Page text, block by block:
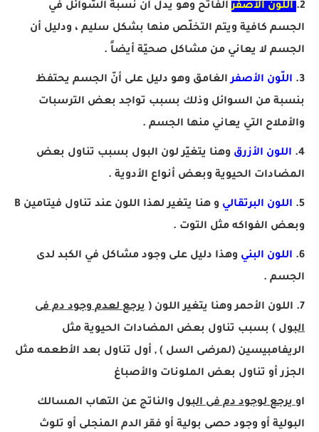
2. اللون الأصفرالفاتح وهو يدل أنّ نسبة السّوائل في
الجسم كافية ويتم التخلّص منها بشكل سليم ، ودليل أن
الجسم لا يعاني من مشاكل صحيّة أيضاً .
3. اللّون الأصفرالغامق وهو دليل على أنّ الجسم يحتفظ
بنسبة من السوائل وذلك بسبب تواجد بعض الترسبات
والأملاح التي يعاني منها الجسم .
4. اللون الأزرق وهنا يتغيّر لون البول بسبب تناول بعض
المضادات الحيوية وبعض أنواع الأدوية .
5. اللون البرتقالي
و هنا يتغير لهذا اللون عند تناول فيتامين B
وبعض الفواكه مثل التوت .
6. اللون البني وهذا دليل على وجود مشاكل في الكبد لدى
الجسم .
7. اللون الأحمر وهنا يتغير اللون (
يرجع لعدم وجود دم فى
البول ) بسبب تناول بعض المضادات الحيوية مثل
الريفامبيسين (لمرضى السل ) , أول تناول بعد الأطعمه مثل
الجزر أو تناول بعض الملونات والأصباغ
اويرجع لوجود دم فى البول والناتج عن التهاب المسالك
البولية أو وجود حصى بولية أو فقر الدم المنجلى أو تلوث